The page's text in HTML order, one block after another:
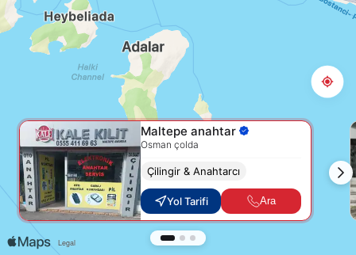
Maltepe anahtar
Osman çolda
Çilingir & Anahtarcı
Yol Tarifi Ara